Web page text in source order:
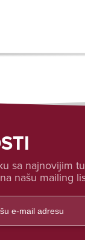
sa najnovijim
našu mailing